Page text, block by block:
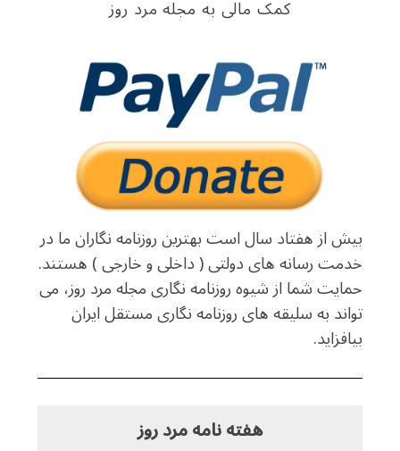
کمک مالی به مجله مرد روز
بیش از هفتاد سال است بهترین روزنامه نگاران ما در
خدمت رسانه های دولتی ( داخلی و خارجی ) هستند.
حمایت شما از شیوه روزنامه نگاری مجله مرد روز، می
تواند به سلیقه های روزنامه نگاری مستقل ایران
بیافزاید.
هفته نامه مرد روز